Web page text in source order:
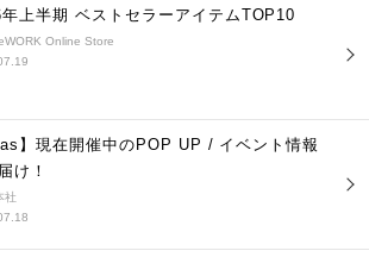
上半期 ベストセラーアイテムTOP10
Online Store
】現在開催中のPOP UP / イベント情報
け！
社